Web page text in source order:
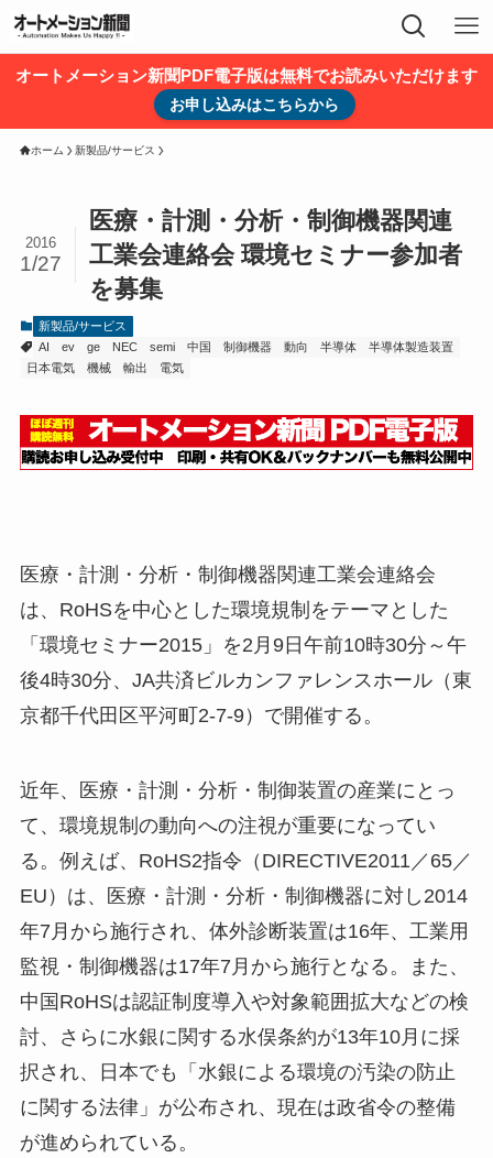
オートメーション新聞PDF電子版は無料でお読みいただけます
お申し込みはこちらから
ホーム 新製品/サービス
医療・計測・分析・制御機器関連
工業会連絡会 環境セミナー参加者
を募集
2016
1/27
新製品/サービス
AI
ev ge NEC semi 中国 制御機器 動向 半導体
半導体製造装置
日本電気
機械 輸出 電気
医療・計測・分析・制御機器関連工業会連絡会
は、RoHSを中心とした環境規制をテーマとした
「環境セミナー2015」を2月9日午前10時30分～午
後4時30分、JA共済ビルカンファレンスホール（東
京都千代田区平河町2-7-9）で開催する。
近年、医療・計測・分析・制御装置の産業にとっ
て、環境規制の動向への注視が重要になってい
る。例えば、RoHS2指令（DIRECTIVE2011／65／
EU）は、医療・計測・分析・制御機器に対し2014
年7月から施行され、体外診断装置は16年、工業用
監視・制御機器は17年7月から施行となる。また、
中国RoHSは認証制度導入や対象範囲拡大などの検
討、さらに水銀に関する水俣条約が13年10月に採
択され、日本でも「水銀による環境の汚染の防止
に関する法律」が公布され、現在は政省令の整備
が進められている。